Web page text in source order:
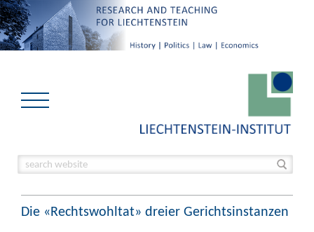
Die «Rechtswohltat» dreier Gerichtsinstanzen